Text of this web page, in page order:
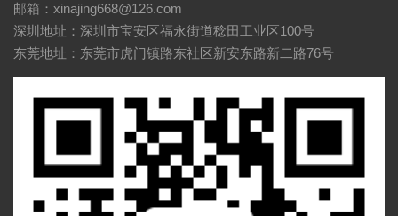
邮箱：xinajing668@126.com
深圳地址：深圳市宝安区福永街道稔田工业区100号
东莞地址：东莞市虎门镇路东社区新安东路新二路76号